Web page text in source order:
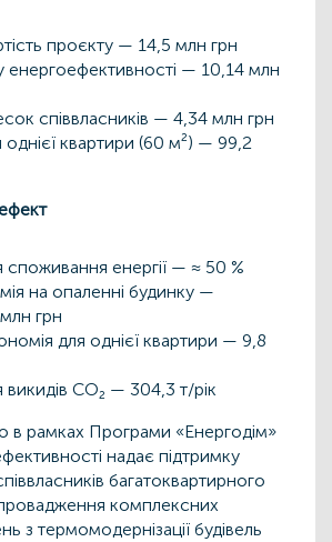
проєкту — 14,5 млн грн
енергоефективності — 10,14 млн
співвласників — 4,34 млн грн
однієї квартири (60 м²) — 99,2
енергії — ≈ 50 %
на опаленні будинку —
грн
для однієї квартири — 9,8
CO₂ — 304,3 т/рік
в рамках Програми «Енергодім»
надає підтримку
багатоквартирного
комплексних
з термомодернізації будівель